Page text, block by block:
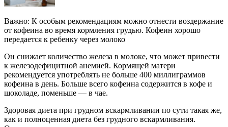
Важно: К особым рекомендациям можно отнести воздержание
от кофеина во время кормления грудью. Кофеин хорошо
передается к ребенку через молоко
Он снижает количество железа в молоке, что может привести
к железодефицитной анемией. Кормящей матери
рекомендуется употреблять не больше 400 миллиграммов
кофеина в день. Больше всего кофеина содержится в кофе и
шоколаде, поменьше — в чае.
Здоровая диета при грудном вскармливании по сути такая же,
как и полноценная диета без грудного вскармливания.